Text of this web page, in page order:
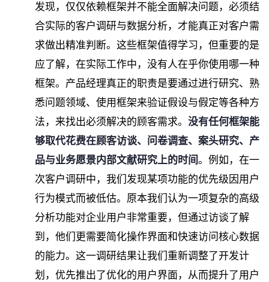
发现，仅仅依赖框架并不能全面解决问题，必须结
合实际的客户调研与数据分析，才能真正对客户需
求做出精准判断。这些框架值得学习，但重要的是
应了解，在实际工作中，没有人在乎你使用哪一种
框架。产品经理真正的职责是要通过进行研究、熟
悉问题领域、使用框架来验证假设与假定等各种方
法，来找出必须解决的顾客需求。 没有任何框架能
够取代花费在顾客访谈、问卷调查、案头研究、产
品与业务愿景内部文献研究上的时间。例如，在一
次客户调研中，我们发现某项功能的优先级因用户
行为模式而被低估。原本我们认为一项复杂的高级
分析功能对企业用户非常重要，但通过访谈了解
到，他们更需要简化操作界面和快速访问核心数据
的能力。这一调研结果让我们重新调整了开发计
划，优先推出了优化的用户界面，从而提升了用户